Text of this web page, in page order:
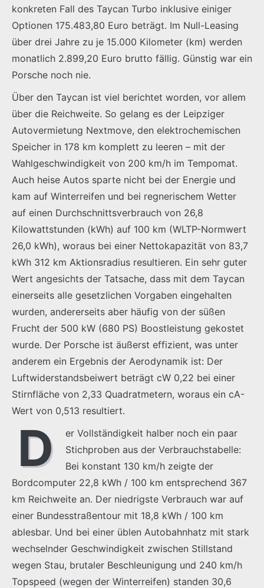
konkreten Fall des Taycan Turbo inklusive einiger
Optionen 175.483,80 Euro beträgt. Im Null-Leasing
über drei Jahre zu je 15.000 Kilometer (km) werden
monatlich 2.899,20 Euro brutto fällig. Günstig war ein
Porsche noch nie.
Über den Taycan ist viel berichtet worden, vor allem
über die Reichweite. So gelang es der Leipziger
Autovermietung Nextmove, den elektrochemischen
Speicher in 178 km komplett zu leeren – mit der
Wahlgeschwindigkeit von 200 km/h im Tempomat.
Auch heise Autos sparte nicht bei der Energie und
kam auf Winterreifen und bei regnerischem Wetter
auf einen Durchschnittsverbrauch von 26,8
Kilowattstunden (kWh) auf 100 km (WLTP-Normwert
26,0 kWh), woraus bei einer Nettokapazität von 83,7
kWh 312 km Aktionsradius resultieren. Ein sehr guter
Wert angesichts der Tatsache, dass mit dem Taycan
einerseits alle gesetzlichen Vorgaben eingehalten
wurden, andererseits aber häufig von der süßen
Frucht der 500 kW (680 PS) Boostleistung gekostet
wurde. Der Porsche ist äußerst effizient, was unter
anderem ein Ergebnis der Aerodynamik ist: Der
Luftwiderstandsbeiwert beträgt cW 0,22 bei einer
Stirnfläche von 2,33 Quadratmetern, woraus ein cA-
Wert von 0,513 resultiert.
D
er Vollständigkeit halber noch ein paar
Stichproben aus der Verbrauchstabelle:
Bei konstant 130 km/h zeigte der
Bordcomputer 22,8 kWh / 100 km entsprechend 367
km Reichweite an. Der niedrigste Verbrauch war auf
einer Bundesstraßentour mit 18,8 kWh / 100 km
ablesbar. Und bei einer üblen Autobahnhatz mit stark
wechselnder Geschwindigkeit zwischen Stillstand
wegen Stau, brutaler Beschleunigung und 240 km/h
Topspeed (wegen der Winterreifen) standen 30,6